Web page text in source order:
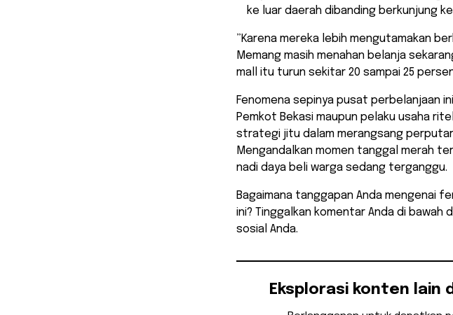
ke luar daerah dibanding berkunjung
​”Karena mereka lebih mengutamakan
Memang masih menahan belanja
mall itu turun sekitar 20 sampai 25
​Fenomena sepinya pusat perbelanjaan
Pemkot Bekasi maupun pelaku usaha
strategi jitu dalam merangsang
Mengandalkan momen tanggal merah
nadi daya beli warga sedang terganggu.
​Bagaimana tanggapan Anda mengenai
ini? Tinggalkan komentar Anda di bawah
sosial Anda.
Eksplorasi konten lain